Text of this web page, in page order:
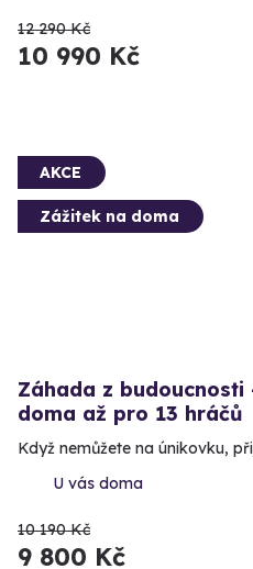
12 290 Kč
10 990 Kč
AKCE
Zážitek na doma
Záhada z
doma až pro 13 hráčů
Když nemůžete na únikovku,
U vás doma
10 190 Kč
9 800 Kč